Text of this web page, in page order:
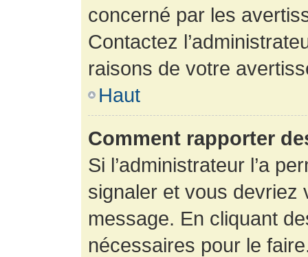
concerné par les
Contactez
raisons de votre
Haut
Comment rapporter
Si l’administrateur l’a
signaler et vous devriez
message. En cliquant
nécessaires pour le